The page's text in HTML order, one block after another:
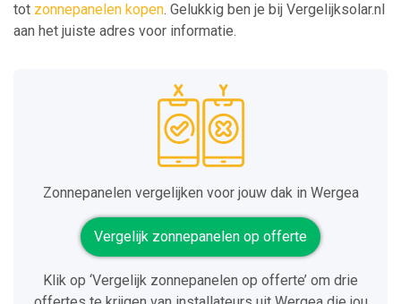
tot zonnepanelen kopen. Gelukkig ben je bij Vergelijksolar.nl
aan het juiste adres voor informatie.
Zonnepanelen vergelijken voor jouw dak in Wergea
Vergelijk zonnepanelen op offerte
Klik op ‘Vergelijk zonnepanelen op offerte’ om drie